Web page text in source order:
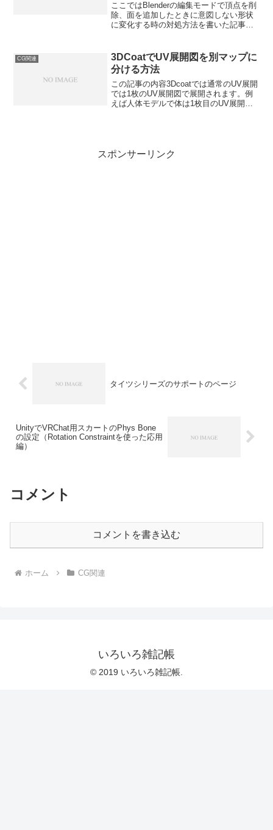
ここではBlenderの編集モードで頂点を削
除、面を追加したときに意図しない形状
に変化する時の対処方法を書いた記事で
シェイプキーを追加している原因シェイ
プキーを追加した...
CG関連
3DCoatでUV展開図を別マップに
分ける方法
この記事の内容3Dcoatでは通常のUV展開
では1枚のUV展開図で展開されます。例
えば人体モデルで体は1枚目のUV展開
スポンサーリンク
タイツシリーズのサポートのページ
UnityでVRChat用スカートのPhys Bone
の設定（Rotation Constraintを使った応用
編）
コメント
コメントを書き込む
ホーム CG関連
いろいろ雑記帳
© 2019 いろいろ雑記帳.